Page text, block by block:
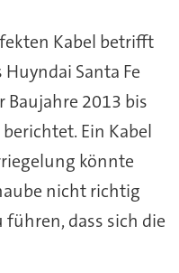
Kabel betrifft
Santa Fe
Baujahre 2013 bis
berichtet. Ein Kabel
könnte
nicht richtig
dass sich die